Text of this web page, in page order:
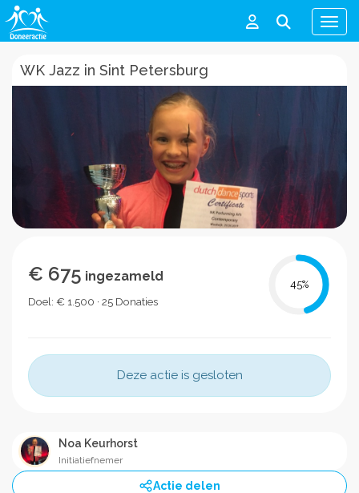
Menu
WK Jazz in Sint Petersburg
€ 675 ingezameld
Doel: € 1.500 · 25 Donaties
45%
Deze actie is gesloten
Noa Keurhorst
Initiatiefnemer
Actie delen